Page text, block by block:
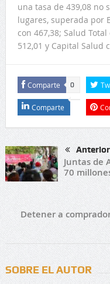
una tasa de 439,08 no
lugares, superada por
con 467,38; Salud
512,01 y Capital Salud
Comparte 0
Comparte
Anterior
Juntas de
70
Detener a
SOBRE EL AUTOR